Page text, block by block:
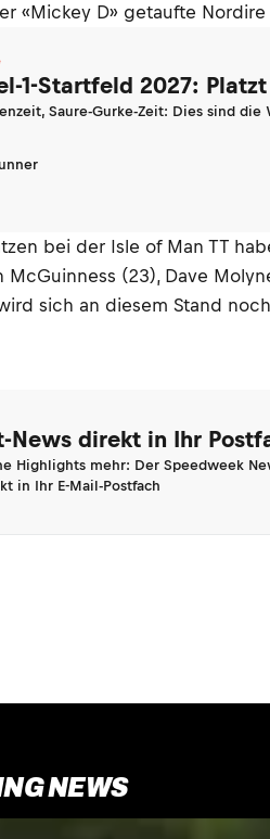
«Mickey D» getaufte
1-Startfeld 2027:
Saure-Gurke-Zeit: Dies sind
bei der Isle of Man TT
McGuinness (23), Dave
sich an diesem Stand
News direkt in Ihr
Highlights mehr: Der Speedweek
in Ihr E-Mail-Postfach
NEWS